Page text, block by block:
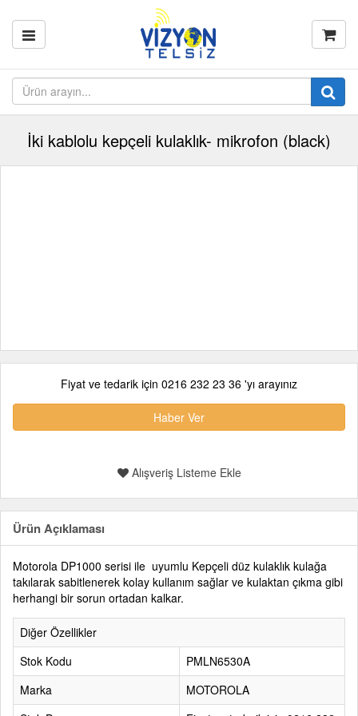
İki kablolu kepçeli kulaklık- mikrofon (black)
Fiyat ve tedarik için 0216 232 23 36 'yı arayınız
Haber Ver
Alışveriş Listeme Ekle
Ürün Açıklaması
Motorola DP1000 serisi ile uyumlu Kepçeli düz kulaklık kulağa
takılarak sabitlenerek kolay kullanım sağlar ve kulaktan çıkma gibi
herhangi bir sorun ortadan kalkar.
Diğer Özellikler
Stok Kodu
PMLN6530A
Marka
MOTOROLA